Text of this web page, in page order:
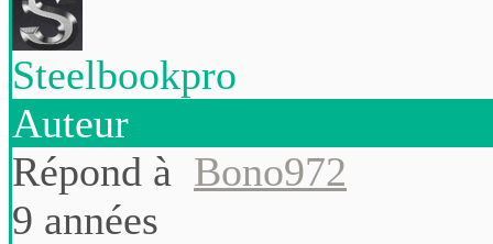
Steelbookpro
Auteur
Répond à Bono972
9 années